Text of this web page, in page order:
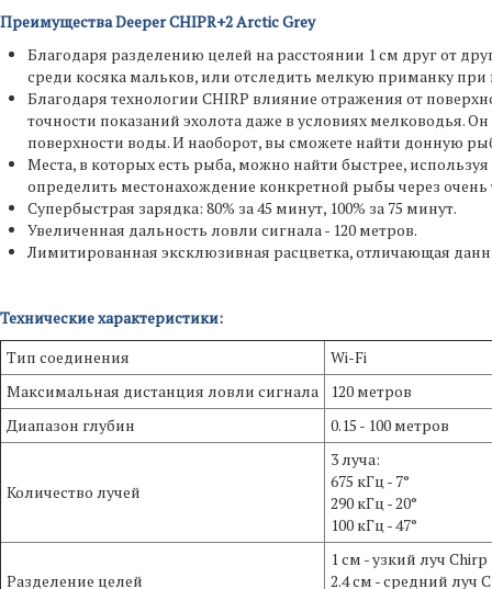
Преимущества Deeper CHIPR+2 Arctic Grey
Благодаря разделению целей на расстоянии 1 см друг от
среди косяка мальков, или отследить мелкую приманку
Благодаря технологии CHIRP влияние отражения от
точности показаний эхолота даже в условиях мелководья.
поверхности воды. И наоборот, вы сможете найти донную
Места, в которых есть рыба, можно найти быстрее,
определить местонахождение конкретной рыбы через
Супербыстрая зарядка: 80% за 45 минут, 100% за 75 минут.
Увеличенная дальность ловли сигнала - 120 метров.
Лимитированная эксклюзивная расцветка, отличающая
Технические характеристики:
Тип соединения
Wi-Fi
Максимальная дистанция ловли сигнала
120 метров
Диапазон глубин
0.15 - 100 метров
Количество лучей
3 луча:
675 кГц - 7°
290 кГц - 20°
100 кГц - 47°
Разделение целей
1 см - узкий луч Chirp
2.4 см - средний луч